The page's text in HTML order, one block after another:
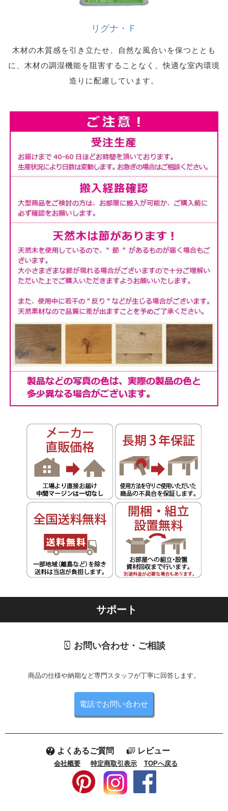
リグナ・Ｆ
木材の木質感を引き立たせ、自然な風合いを保つととも
に、木材の調湿機能を阻害することなく、快適な室内環境
造りに配慮しています。
サポート
お問い合わせ・ご相談
商品の仕様や納期など専門スタッフが丁寧に回答します。
電話でお問い合わせ
よくあるご質問 レビュー
会社概要 特定商取引表示 TOPへ戻る